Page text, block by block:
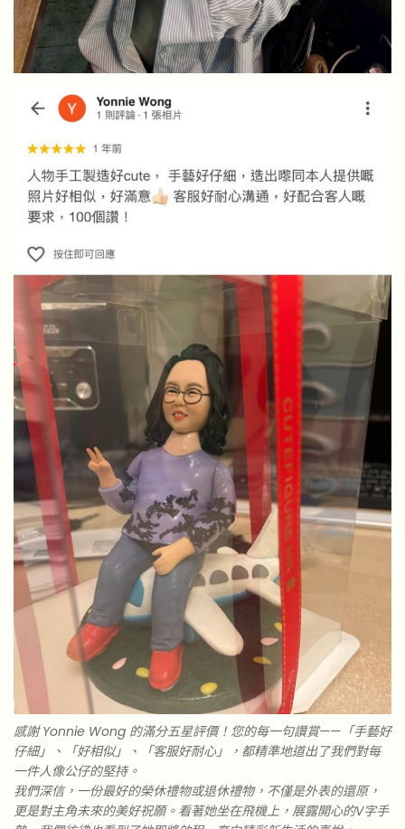
感謝 Yonnie Wong 的滿分五星評價！您的每一句讚賞——「手藝好
仔細」、「好相似」、「客服好耐心」，都精準地道出了我們對每
一件人像公仔的堅持。
我們深信，一份最好的榮休禮物或退休禮物，不僅是外表的還原，
更是對主角未來的美好祝願。看著她坐在飛機上，展露開心的V字手